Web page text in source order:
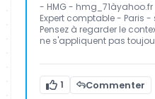
- HMG - hmg_71àyahoo.fr
Expert comptable - Paris
Pensez à regarder le
ne s'appliquent pas
1 Commenter